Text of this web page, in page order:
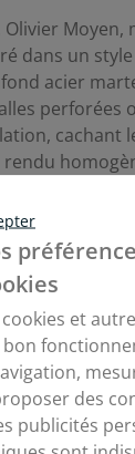
Moyen,
dans un
acier
perforées
cachant
Excloosiva.
dans
nossolutions
vous dans
et
des
publicités